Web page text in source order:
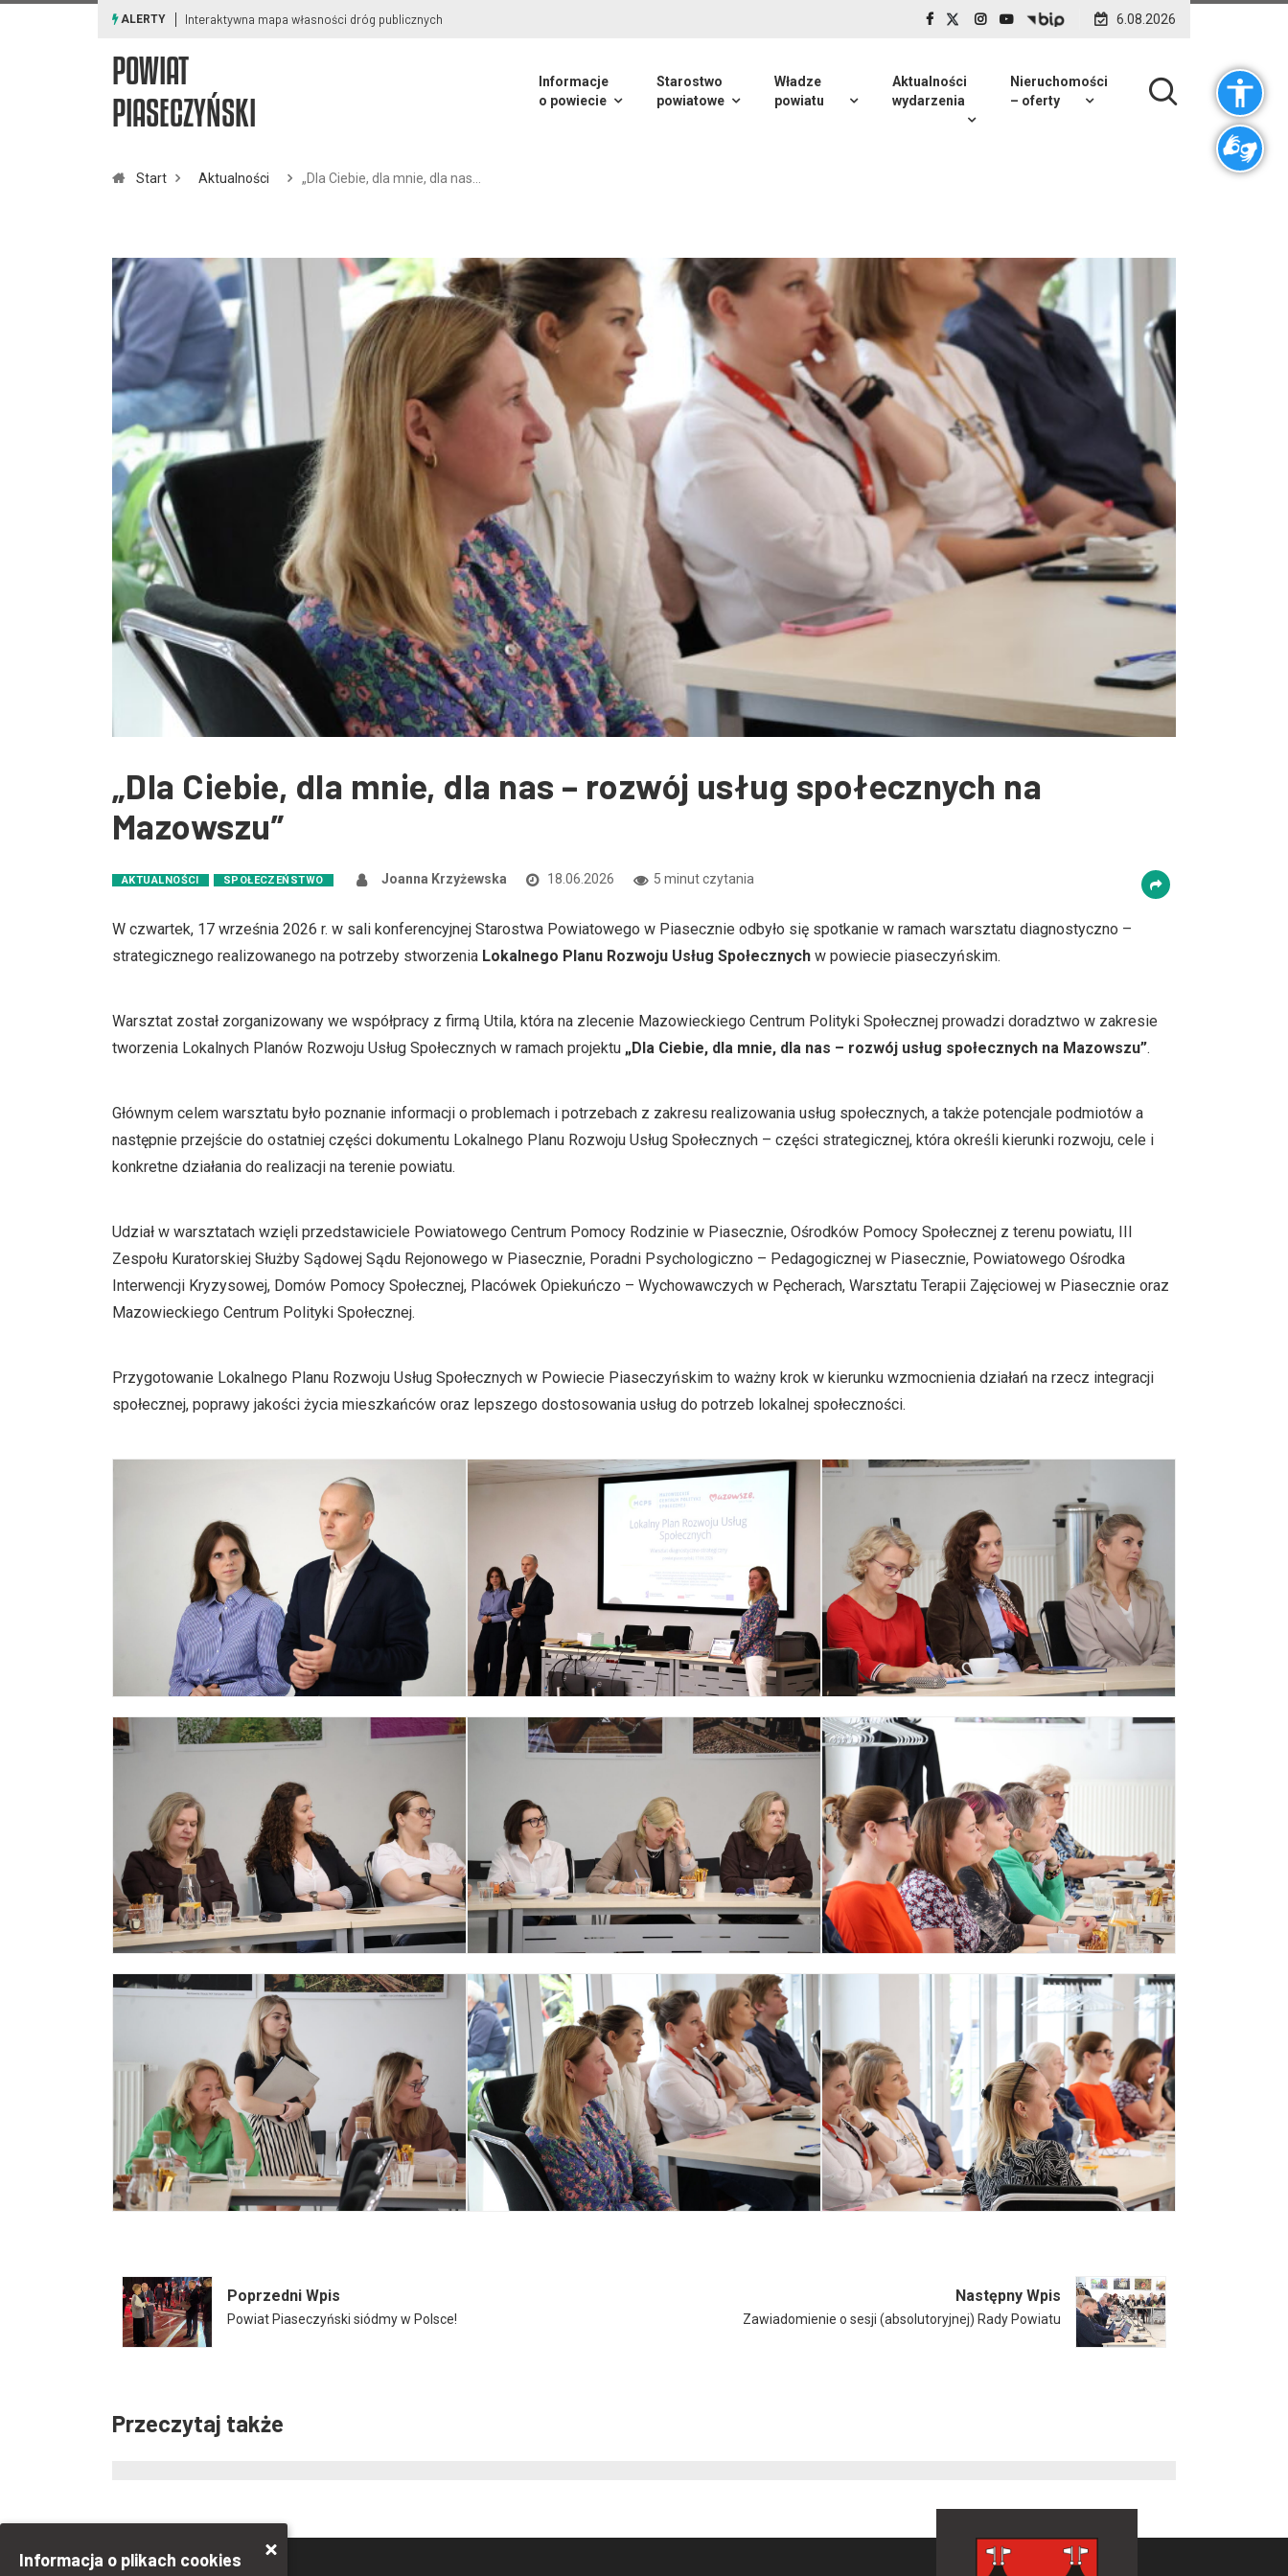
ALERTY Ostrzeżenia meteorologiczne i smogowe 6.08.2026
POWIAT
PIASECZYŃSKI
Informacje
o powiecie
Starostwo
powiatowe
Władze
powiatu
Aktualności
wydarzenia
Nieruchomości
– oferty
Start Aktualności „Dla Ciebie, dla mnie, dla nas…
„Dla Ciebie, dla mnie, dla nas – rozwój usług społecznych na
Mazowszu”
AKTUALNOŚCI SPOŁECZEŃSTWO Joanna Krzyżewska 18.06.2026 5 minut czytania
W czwartek, 17 września 2026 r. w sali konferencyjnej Starostwa Powiatowego w Piasecznie odbyło się spotkanie w ramach warsztatu diagnostyczno –
strategicznego realizowanego na potrzeby stworzenia Lokalnego Planu Rozwoju Usług Społecznych w powiecie piaseczyńskim.
Warsztat został zorganizowany we współpracy z firmą Utila, która na zlecenie Mazowieckiego Centrum Polityki Społecznej prowadzi doradztwo w zakresie
tworzenia Lokalnych Planów Rozwoju Usług Społecznych w ramach projektu „Dla Ciebie, dla mnie, dla nas – rozwój usług społecznych na Mazowszu”.
Głównym celem warsztatu było poznanie informacji o problemach i potrzebach z zakresu realizowania usług społecznych, a także potencjale podmiotów a
następnie przejście do ostatniej części dokumentu Lokalnego Planu Rozwoju Usług Społecznych – części strategicznej, która określi kierunki rozwoju, cele i
konkretne działania do realizacji na terenie powiatu.
Udział w warsztatach wzięli przedstawiciele Powiatowego Centrum Pomocy Rodzinie w Piasecznie, Ośrodków Pomocy Społecznej z terenu powiatu, III
Zespołu Kuratorskiej Służby Sądowej Sądu Rejonowego w Piasecznie, Poradni Psychologiczno – Pedagogicznej w Piasecznie, Powiatowego Ośrodka
Interwencji Kryzysowej, Domów Pomocy Społecznej, Placówek Opiekuńczo – Wychowawczych w Pęcherach, Warsztatu Terapii Zajęciowej w Piasecznie oraz
Mazowieckiego Centrum Polityki Społecznej.
Przygotowanie Lokalnego Planu Rozwoju Usług Społecznych w Powiecie Piaseczyńskim to ważny krok w kierunku wzmocnienia działań na rzecz integracji
społecznej, poprawy jakości życia mieszkańców oraz lepszego dostosowania usług do potrzeb lokalnej społeczności.
Poprzedni Wpis
Powiat Piaseczyński siódmy w Polsce!
Następny Wpis
Zawiadomienie o sesji (absolutoryjnej) Rady Powiatu
Przeczytaj także
Informacja o plikach cookies